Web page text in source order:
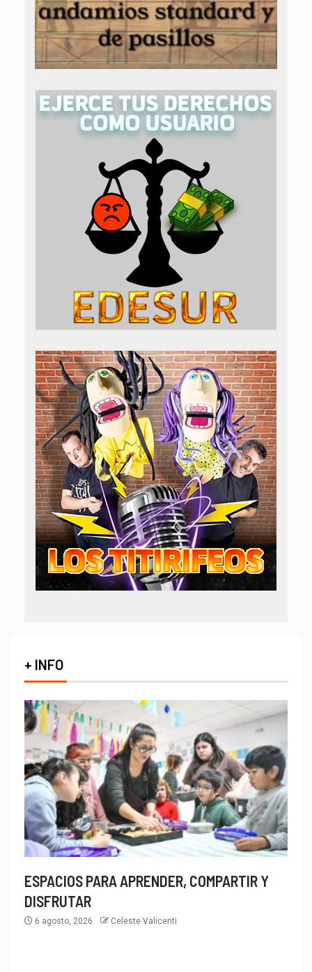
+ INFO
ESPACIOS PARA APRENDER, COMPARTIR Y
DISFRUTAR
6 agosto, 2026 Celeste Valicenti